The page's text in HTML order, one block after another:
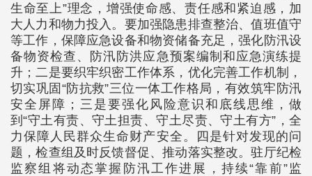
生命至上”理念，增强使命感、责任感和紧迫感，加
大人力和物力投入。要加强隐患排查整治、值班值守
等工作，保障应急设备和物资储备充足，强化防汛设
备物资检查、防汛防洪应急预案编制和应急演练提
升；二是要织牢织密工作体系，优化完善工作机制，
切实巩固“防抗救”三位一体工作格局，有效筑牢防汛
安全屏障；三是要强化风险意识和底线思维，做
到“守土有责、守土担责、守土尽责、守土有方”，全
力保障人民群众生命财产安全。四是针对发现的问
题，检查组及时反馈督促、推动落实整改。驻厅纪检
监察组将动态掌握防汛工作进展，持续“靠前”监